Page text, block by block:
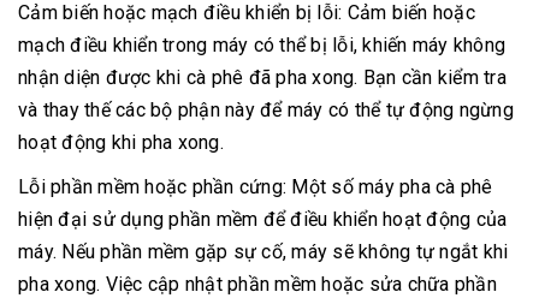
Cảm biến hoặc mạch điều khiển bị lỗi: Cảm biến hoặc
mạch điều khiển trong máy có thể bị lỗi, khiến máy không
nhận diện được khi cà phê đã pha xong. Bạn cần kiểm tra
và thay thế các bộ phận này để máy có thể tự động ngừng
hoạt động khi pha xong.
Lỗi phần mềm hoặc phần cứng: Một số máy pha cà phê
hiện đại sử dụng phần mềm để điều khiển hoạt động của
máy. Nếu phần mềm gặp sự cố, máy sẽ không tự ngắt khi
pha xong. Việc cập nhật phần mềm hoặc sửa chữa phần